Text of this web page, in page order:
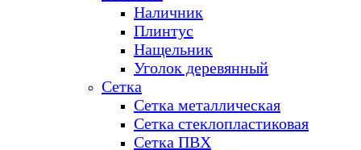
Наличник
Плинтус
Нащельник
Уголок деревянный
Сетка
Сетка металлическая
Сетка стеклопластиковая
Сетка ПВХ